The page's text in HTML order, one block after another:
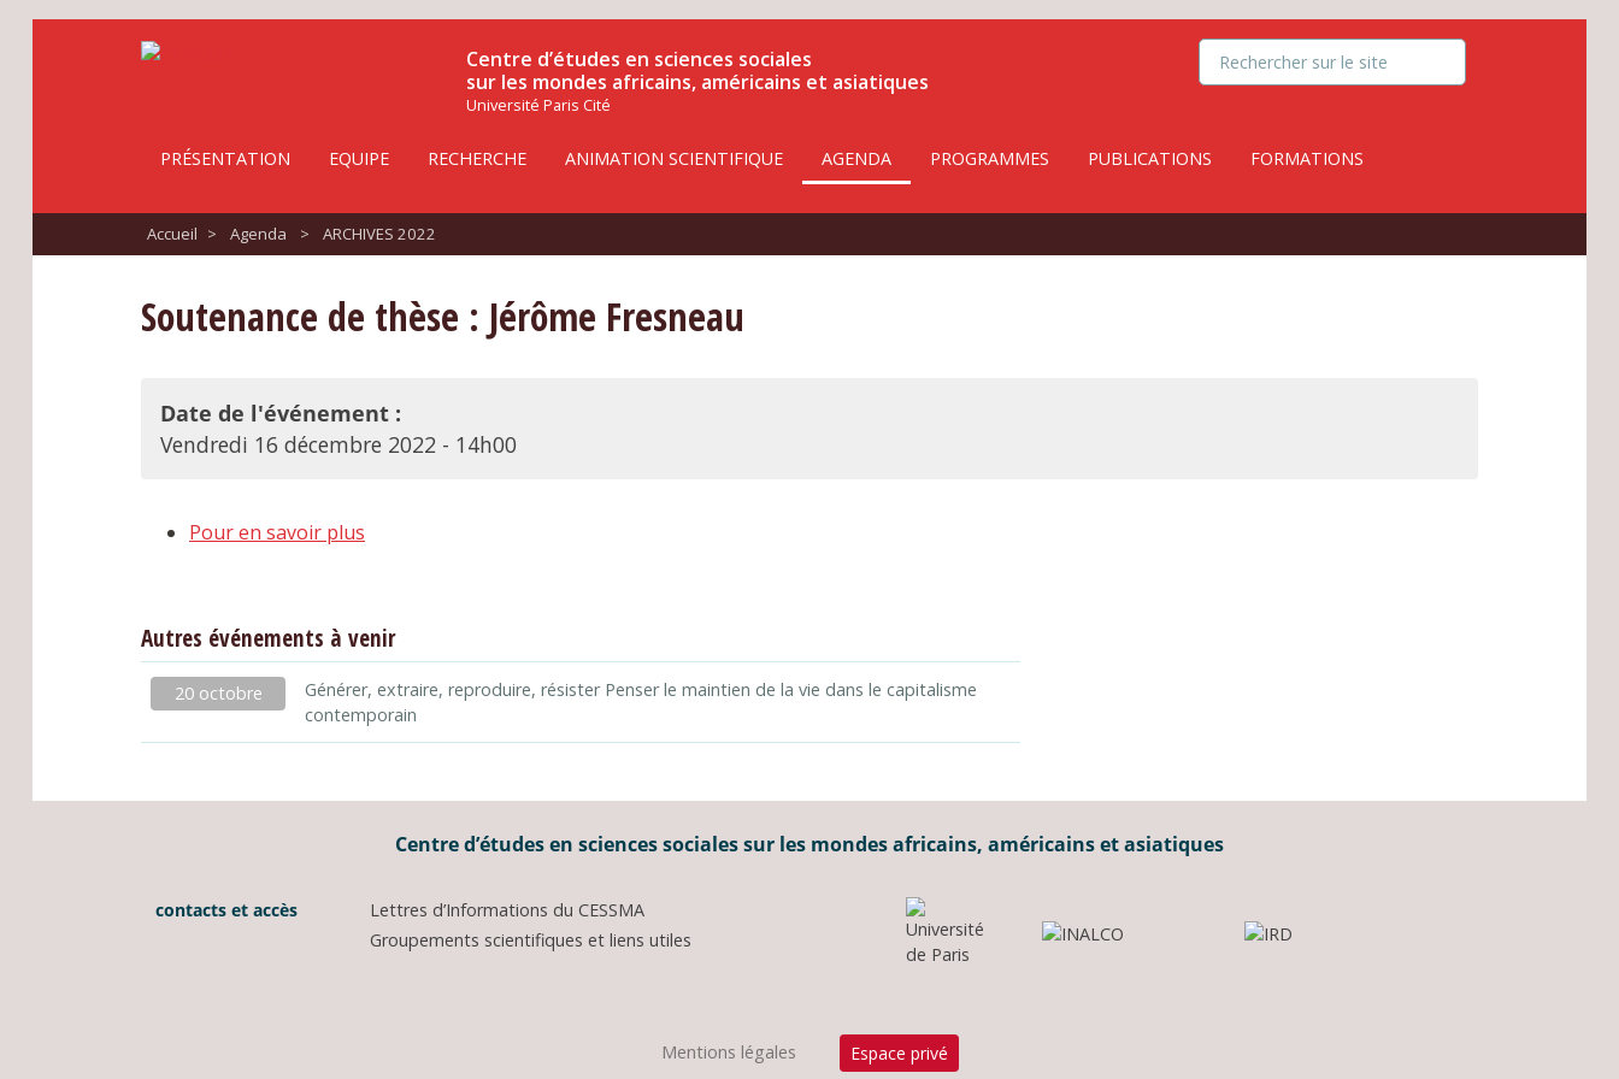
Centre d’études en sciences sociales
sur les mondes africains, américains et asiatiques
Université Paris Cité
PRÉSENTATION EQUIPE RECHERCHE ANIMATION SCIENTIFIQUE AGENDA PROGRAMMES PUBLICATIONS FORMATIONS
Accueil > Agenda > ARCHIVES 2022
Soutenance de thèse : Jérôme Fresneau
Date de l'événement :
Vendredi 16 décembre 2022 - 14h00
Pour en savoir plus
Autres événements à venir
20 octobre
Générer, extraire, reproduire, résister Penser le maintien de la vie dans le capitalisme
contemporain
Centre d’études en sciences sociales sur les mondes africains, américains et asiatiques
contacts et accès
Lettres d’Informations du CESSMA
Groupements scientifiques et liens utiles
Mentions légales Espace privé